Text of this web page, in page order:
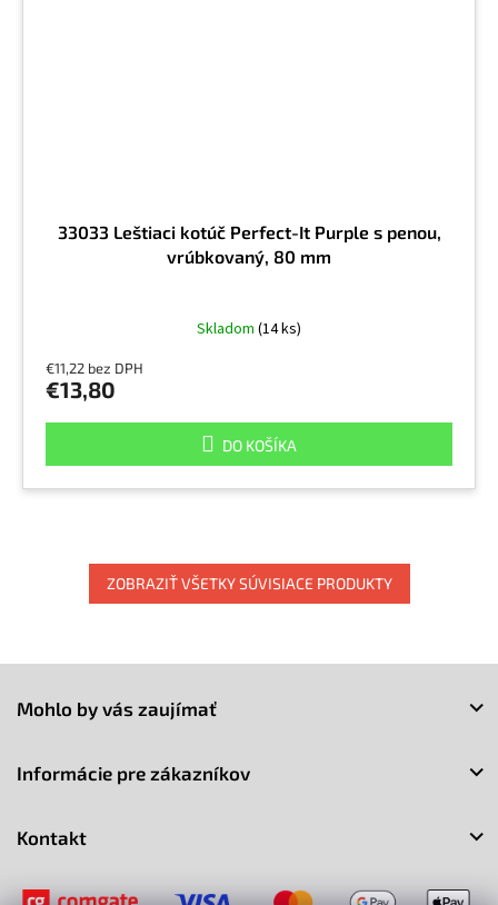
33033 Leštiaci kotúč Perfect-It Purple s penou,
vrúbkovaný, 80 mm
Skladom (14 ks)
€11,22 bez DPH
€13,80
DO KOŠÍKA
ZOBRAZIŤ VŠETKY SÚVISIACE PRODUKTY
Mohlo by vás zaujímať
Informácie pre zákazníkov
Kontakt